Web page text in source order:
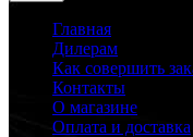
Главная
Дилерам
Как совершить
Контакты
О магазине
Оплата и доставка